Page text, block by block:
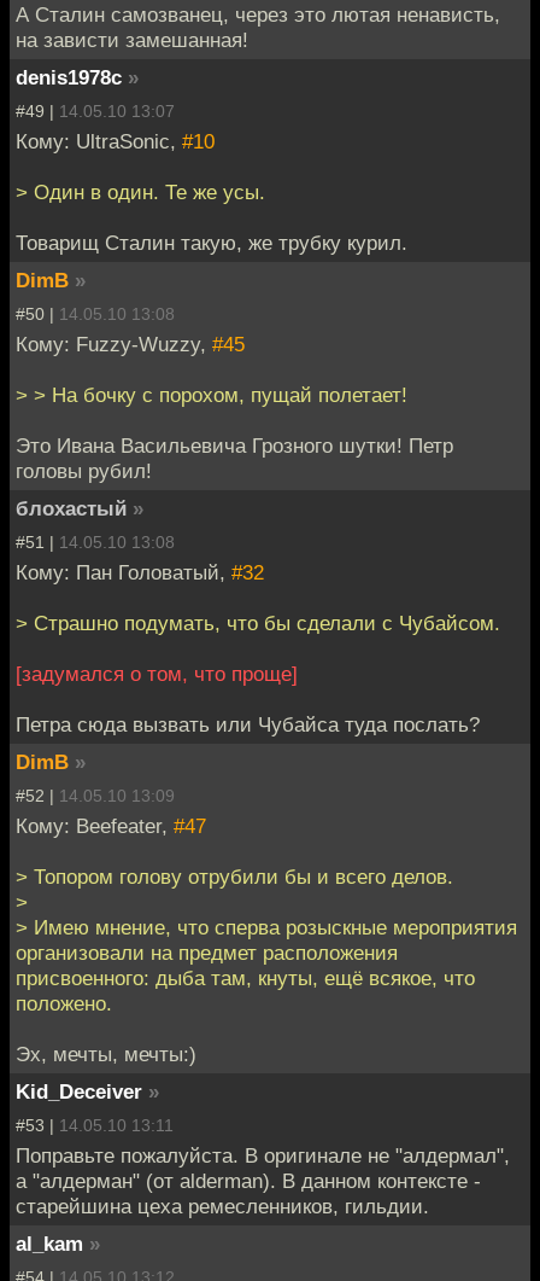
А Сталин самозванец, через это лютая ненависть,
на зависти замешанная!
denis1978c »
#49 | 14.05.10 13:07
Кому: UltraSonic, #10
> Один в один. Те же усы.
Товарищ Сталин такую, же трубку курил.
DimB »
#50 | 14.05.10 13:08
Кому: Fuzzy-Wuzzy, #45
> > На бочку с порохом, пущай полетает!
Это Ивана Васильевича Грозного шутки! Петр
головы рубил!
блохастый »
#51 | 14.05.10 13:08
Кому: Пан Головатый, #32
> Страшно подумать, что бы сделали с Чубайсом.
[задумался о том, что проще]
Петра сюда вызвать или Чубайса туда послать?
DimB »
#52 | 14.05.10 13:09
Кому: Beefeater, #47
> Топором голову отрубили бы и всего делов.
>
> Имею мнение, что сперва розыскные мероприятия
организовали на предмет расположения
присвоенного: дыба там, кнуты, ещё всякое, что
положено.
Эх, мечты, мечты:)
Kid_Deceiver »
#53 | 14.05.10 13:11
Поправьте пожалуйста. В оригинале не "алдермал",
а "алдерман" (от alderman). В данном контексте -
старейшина цеха ремесленников, гильдии.
al_kam »